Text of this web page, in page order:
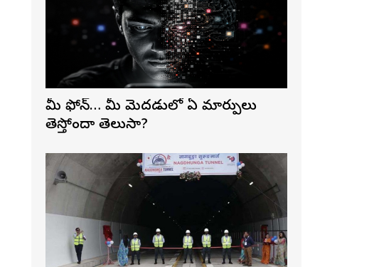
మీ ఫోన్… మీ మెదడులో ఏ మార్పులు
తెస్తోందా తెలుసా?